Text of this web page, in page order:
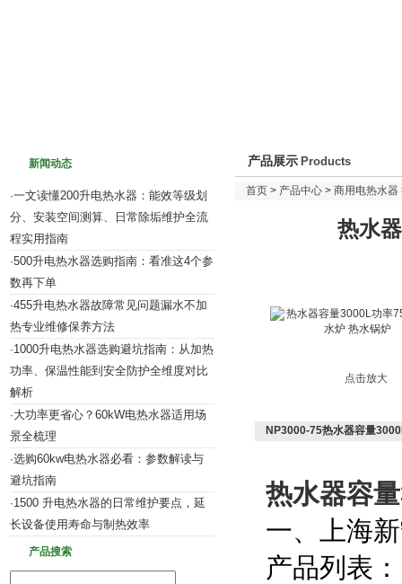
新闻动态
·一文读懂200升电热水器：能效等级划
分、安装空间测算、日常除垢维护全流
程实用指南
·500升电热水器选购指南：看准这4个参
数再下单
·455升电热水器故障常见问题漏水不加
热专业维修保养方法
·1000升电热水器选购避坑指南：从加热
功率、保温性能到安全防护全维度对比
解析
·大功率更省心？60kW电热水器适用场
景全梳理
·选购60kw电热水器必看：参数解读与
避坑指南
·1500 升电热水器的日常维护要点，延
长设备使用寿命与制热效率
产品搜索
产品展示 Products
首页 > 产品中心 > 商用电热水器
热水
点击放大
NP3000-75热水器容量
热水器容
一、上海
产品列表：